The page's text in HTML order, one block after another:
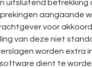
betrekking
aangaande
voor
van deze niet
worden extra
dient te